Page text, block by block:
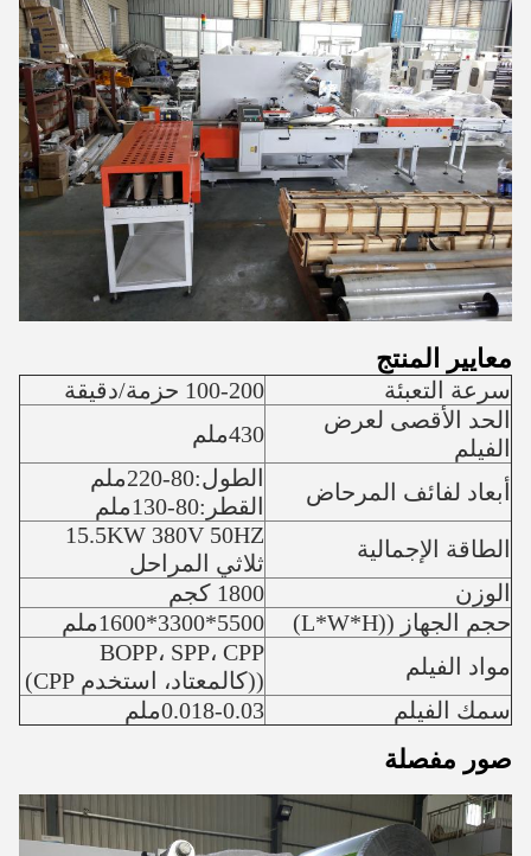
معايير المنتج
سرعة التعبئة
100-200 حزمة/دقيقة
الحد الأقصى لعرض
الفيلم
430ملم
أبعاد لفائف المرحاض
الطول:80-220ملم
القطر:80-130ملم
الطاقة الإجمالية
15.5KW 380V 50HZ
ثلاثي المراحل
الوزن
1800 كجم
حجم الجهاز ((L*W*H)
5500*3300*1600ملم
مواد الفيلم
BOPP، SPP، CPP
((كالمعتاد، استخدم CPP)
سمك الفيلم
0.018-0.03ملم
صور مفصلة